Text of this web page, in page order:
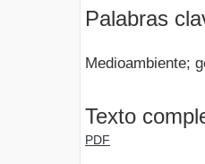
Palabras
Medioambiente;
Texto
PDF